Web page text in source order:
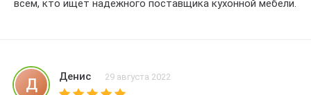
всем, кто ищет надежного поставщика кухонной мебели.
Д Денис 29 августа 2022